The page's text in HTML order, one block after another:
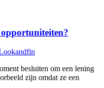
besluiten om een lening
zijn omdat ze een